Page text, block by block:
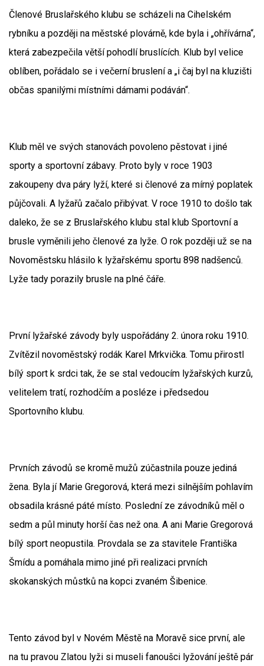
Členové Bruslařského klubu se scházeli na Cihelském
rybníku a později na městské plovárně, kde byla i „ohřívárna“,
která zabezpečila větší pohodlí bruslících. Klub byl velice
oblíben, pořádalo se i večerní bruslení a „i čaj byl na kluzišti
občas spanilými místními dámami podáván“.
Klub měl ve svých stanovách povoleno pěstovat i jiné
sporty a sportovní zábavy. Proto byly v roce 1903
zakoupeny dva páry lyží, které si členové za mírný poplatek
půjčovali. A lyžařů začalo přibývat. V roce 1910 to došlo tak
daleko, že se z Bruslařského klubu stal klub Sportovní a
brusle vyměnili jeho členové za lyže. O rok později už se na
Novoměstsku hlásilo k lyžařskému sportu 898 nadšenců.
Lyže tady porazily brusle na plné čáře.
První lyžařské závody byly uspořádány 2. února roku 1910.
Zvítězil novoměstský rodák Karel Mrkvička. Tomu přirostl
bílý sport k srdci tak, že se stal vedoucím lyžařských kurzů,
velitelem tratí, rozhodčím a posléze i předsedou
Sportovního klubu.
Prvních závodů se kromě mužů zúčastnila pouze jediná
žena. Byla jí Marie Gregorová, která mezi silnějším pohlavím
obsadila krásné páté místo. Poslední ze závodníků měl o
sedm a půl minuty horší čas než ona. A ani Marie Gregorová
bílý sport neopustila. Provdala se za stavitele Františka
Šmídu a pomáhala mimo jiné při realizaci prvních
skokanských můstků na kopci zvaném Šibenice.
Tento závod byl v Novém Městě na Moravě sice první, ale
na tu pravou Zlatou lyži si museli fanoušci lyžování ještě pár